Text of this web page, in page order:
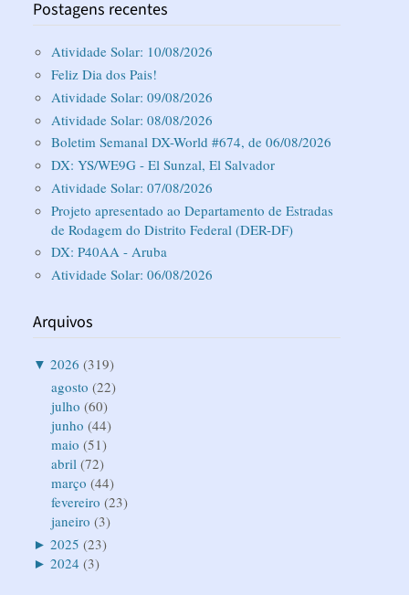
Postagens recentes
Atividade Solar: 10/08/2026
Feliz Dia dos Pais!
Atividade Solar: 09/08/2026
Atividade Solar: 08/08/2026
Boletim Semanal DX-World #674, de 06/08/2026
DX: YS/WE9G - El Sunzal, El Salvador
Atividade Solar: 07/08/2026
Projeto apresentado ao Departamento de Estradas
de Rodagem do Distrito Federal (DER-DF)
DX: P40AA - Aruba
Atividade Solar: 06/08/2026
Arquivos
▼ 2026 (319)
agosto (22)
julho (60)
junho (44)
maio (51)
abril (72)
março (44)
fevereiro (23)
janeiro (3)
► 2025 (23)
► 2024 (3)